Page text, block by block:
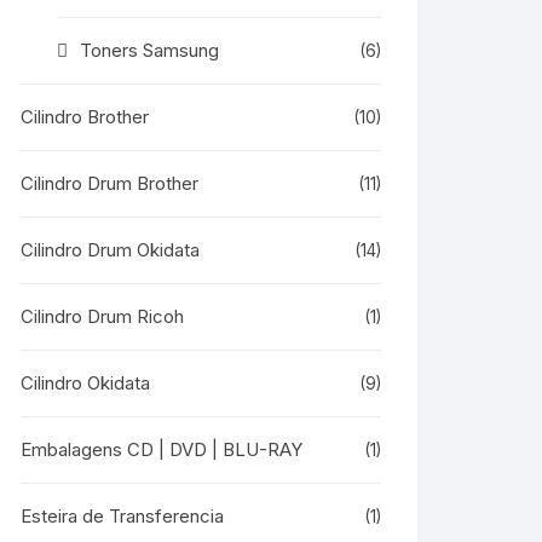
Toners Samsung (6)
Cilindro Brother (10)
Cilindro Drum Brother (11)
Cilindro Drum Okidata (14)
Cilindro Drum Ricoh (1)
Cilindro Okidata (9)
Embalagens CD | DVD | BLU-RAY (1)
Esteira de Transferencia (1)